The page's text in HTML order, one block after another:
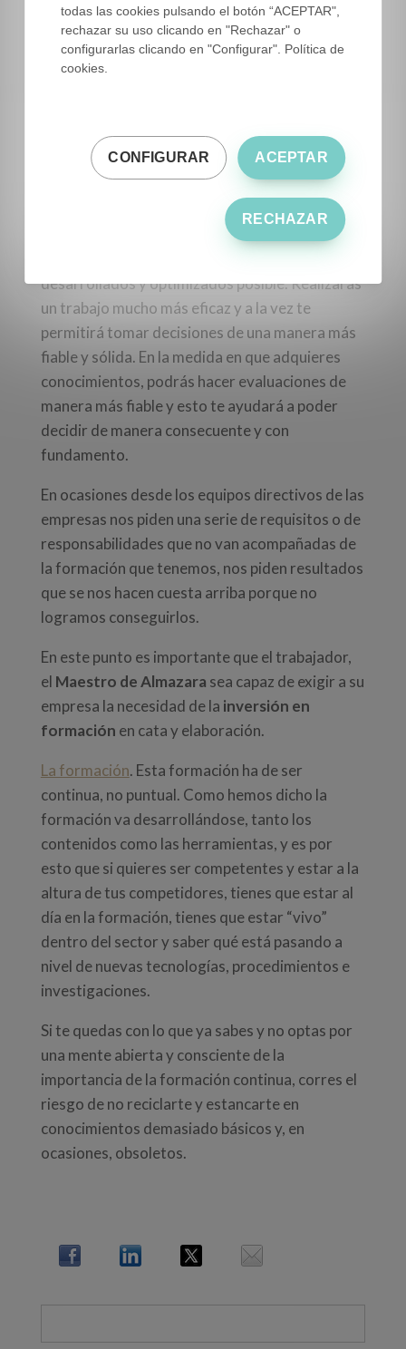
Esta transmisión de conocimiento no ha de ir
solo de arriba hacia abajo, el Maestro de
Almazara no puede estar esperando a que le
responsables de que sus trabajadores sean los
que soliciten y sean formados según sus
carencias o según sus necesidades.
La formación en la elaboración de aceite te
desarrollados y optimizados posible. Realizarás
un trabajo mucho más eficaz y a la vez te
permitirá tomar decisiones de una manera más
fiable y sólida. En la medida en que adquieres
conocimientos, podrás hacer evaluaciones de
manera más fiable y esto te ayudará a poder
decidir de manera consecuente y con
fundamento.
En ocasiones desde los equipos directivos de las
empresas nos piden una serie de requisitos o de
responsabilidades que no van acompañadas de
la formación que tenemos, nos piden resultados
que se nos hacen cuesta arriba porque no
logramos conseguirlos.
En este punto es importante que el trabajador,
el Maestro de Almazara sea capaz de exigir a su
empresa la necesidad de la inversión en
formación en cata y elaboración.
La formación. Esta formación ha de ser
continua, no puntual. Como hemos dicho la
formación va desarrollándose, tanto los
contenidos como las herramientas, y es por
esto que si quieres ser competentes y estar a la
altura de tus competidores, tienes que estar al
día en la formación, tienes que estar “vivo”
dentro del sector y saber qué está pasando a
nivel de nuevas tecnologías, procedimientos e
investigaciones.
Si te quedas con lo que ya sabes y no optas por
una mente abierta y consciente de la
importancia de la formación continua, corres el
riesgo de no reciclarte y estancarte en
conocimientos demasiado básicos y, en
ocasiones, obsoletos.
todas las cookies pulsando el botón “ACEPTAR",
rechazar su uso clicando en "Rechazar" o
configurarlas clicando en "Configurar". Política de
cookies.
ACEPTAR
CONFIGURAR
RECHAZAR